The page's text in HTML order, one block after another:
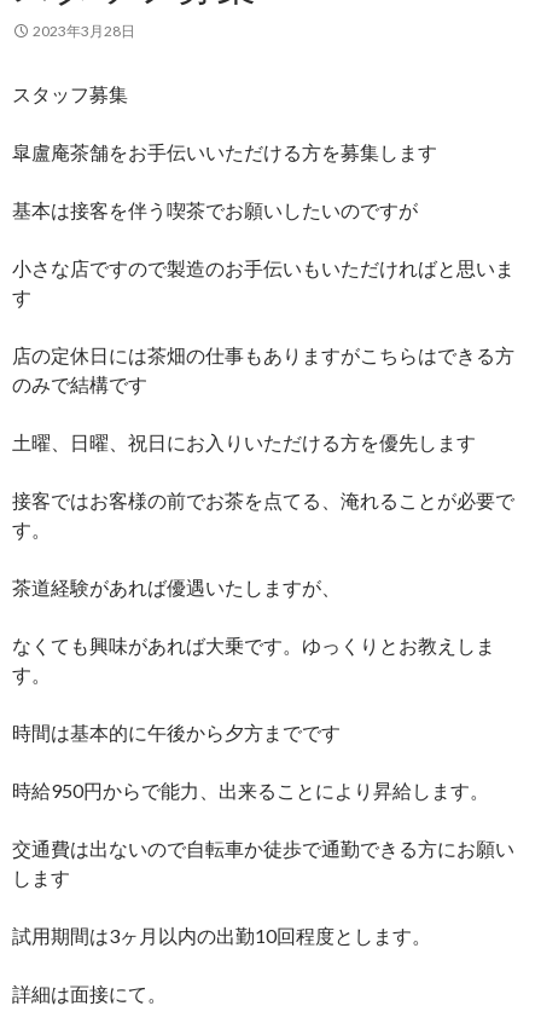
2023年3月28日
スタッフ募集
皐盧庵茶舗をお手伝いいただける方を募集します
基本は接客を伴う喫茶でお願いしたいのですが
小さな店ですので製造のお手伝いもいただければと思いま
す
店の定休日には茶畑の仕事もありますがこちらはできる方
のみで結構です
土曜、日曜、祝日にお入りいただける方を優先します
接客ではお客様の前でお茶を点てる、淹れることが必要で
す。
茶道経験があれば優遇いたしますが、
なくても興味があれば大乗です。ゆっくりとお教えしま
す。
時間は基本的に午後から夕方までです
時給950円からで能力、出来ることにより昇給します。
交通費は出ないので自転車か徒歩で通勤できる方にお願い
します
試用期間は3ヶ月以内の出勤10回程度とします。
詳細は面接にて。